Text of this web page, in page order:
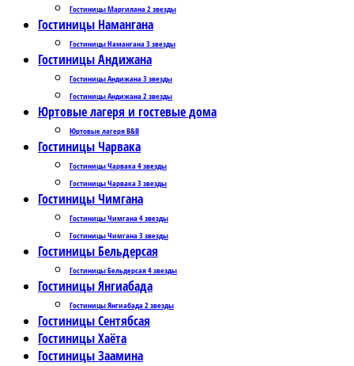
Гостиницы Маргилана 2 звезды
Гостиницы Намангана
Гостиницы Намангана 3 звезды
Гостиницы Андижана
Гостиницы Андижана 3 звезды
Гостиницы Андижана 2 звезды
Юртовые лагеря и гостевые дома
Юртовые лагеря B&B
Гостиницы Чарвака
Гостиницы Чарвака 4 звезды
Гостиницы Чарвака 3 звезды
Гостиницы Чимгана
Гостиницы Чимгана 4 звезды
Гостиницы Чимгана 3 звезды
Гостиницы Бельдерсая
Гостиницы Бельдерсая 4 звезды
Гостиницы Янгиабада
Гостиницы Янгиабада 2 звезды
Гостиницы Сентябсая
Гостиницы Хаёта
Гостиницы Заамина